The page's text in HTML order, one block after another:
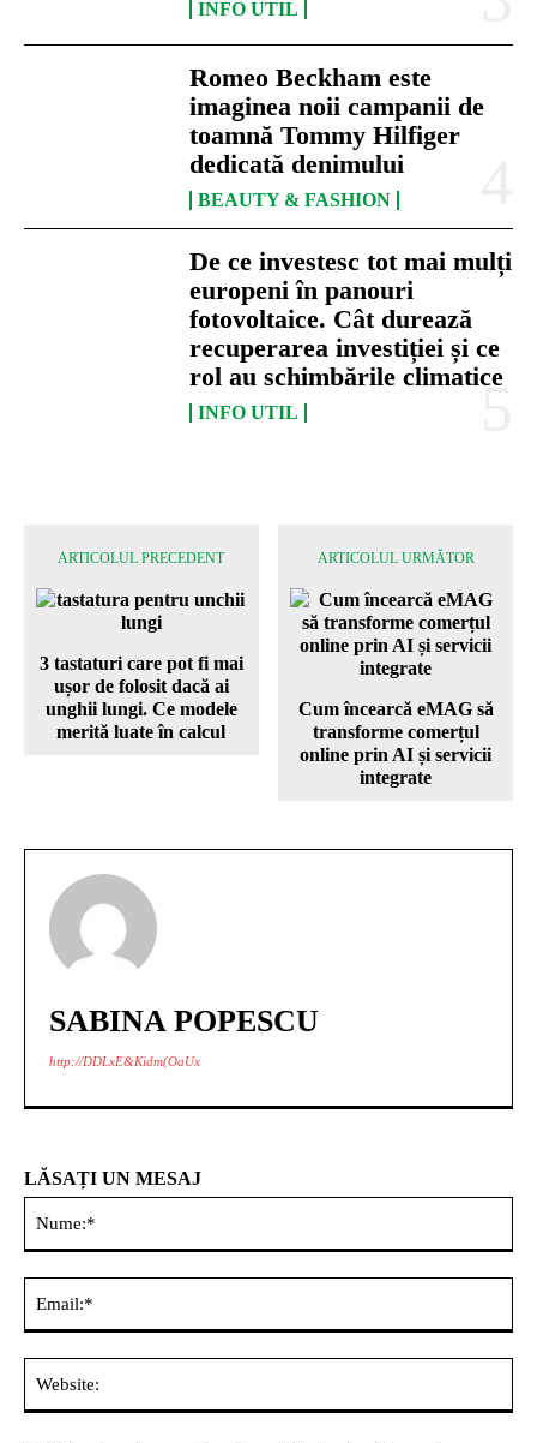
INFO UTIL
Romeo Beckham este
imaginea noii campanii de
toamnă Tommy Hilfiger
dedicată denimului
BEAUTY & FASHION
De ce investesc tot mai mulți
europeni în panouri
fotovoltaice. Cât durează
recuperarea investiției și ce
rol au schimbările climatice
INFO UTIL
ARTICOLUL PRECEDENT
3 tastaturi care pot fi mai
ușor de folosit dacă ai
unghii lungi. Ce modele
merită luate în calcul
ARTICOLUL URMĂTOR
Cum încearcă eMAG să
transforme comerțul
online prin AI și servicii
integrate
SABINA POPESCU
http://DDLxE&Kidm(OaUx
LĂSAȚI UN MESAJ